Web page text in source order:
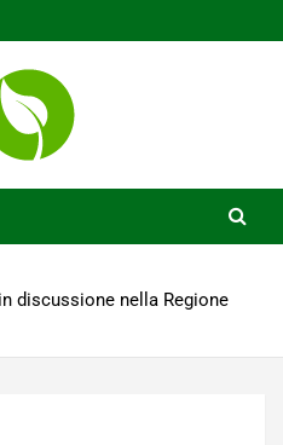
discussione nella Regione